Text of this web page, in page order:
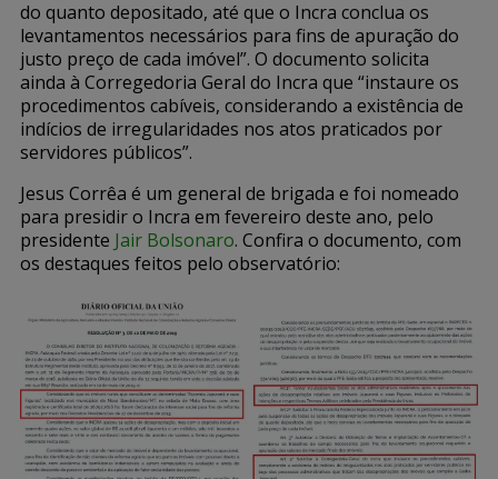
do quanto depositado, até que o Incra conclua os
levantamentos necessários para fins de apuração do
justo preço de cada imóvel”. O documento solicita
ainda à Corregedoria Geral do Incra que “instaure os
procedimentos cabíveis, considerando a existência de
indícios de irregularidades nos atos praticados por
servidores públicos”.
Jesus Corrêa é um general de brigada e foi nomeado
para presidir o Incra em fevereiro deste ano, pelo
presidente Jair Bolsonaro. Confira o documento, com
os destaques feitos pelo observatório: